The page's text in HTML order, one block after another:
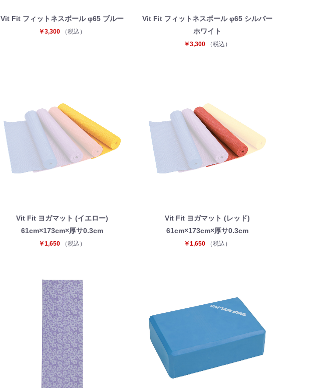
Vit Fit フィットネスボール φ65 ブルー
￥3,300 （税込）
Vit Fit フィットネスボール φ65 シルバー
ホワイト
￥3,300 （税込）
Vit Fit ヨガマット (イエロー)
61cm×173cm×厚サ0.3cm
￥1,650 （税込）
Vit Fit ヨガマット (レッド)
61cm×173cm×厚サ0.3cm
￥1,650 （税込）
カートへ進む